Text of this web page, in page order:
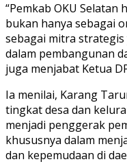
“Pemkab OKU
bukan hanya sebagai
sebagai mitra
dalam pembangunan
juga menjabat Ketua
Ia menilai, Karang
tingkat desa dan
menjadi penggerak
khususnya dalam
dan kepemudaan di